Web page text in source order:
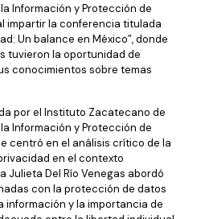
Información y Protección de
impartir la conferencia titulada
Un balance en México”, donde
tuvieron la oportunidad de
conocimientos sobre temas
por el Instituto Zacatecano de
Información y Protección de
centró en el análisis crítico de la
en el contexto
Julieta Del Río Venegas abordó
con la protección de datos
información y la importancia de